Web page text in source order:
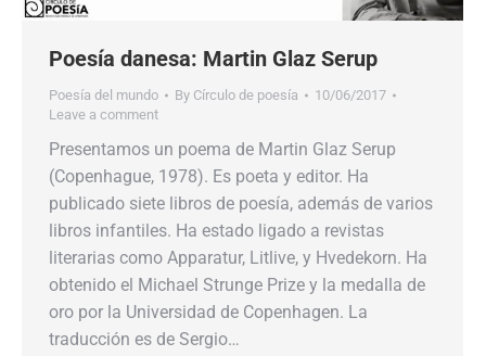
Poesía danesa: Martin Glaz Serup
Poesía del mundo By Círculo de poesía
10/06/2017
Leave a comment
Presentamos un poema de Martin Glaz Serup
(Copenhague, 1978). Es poeta y editor. Ha
publicado siete libros de poesía, además de varios
libros infantiles. Ha estado ligado a revistas
literarias como Apparatur, Litlive, y Hvedekorn. Ha
obtenido el Michael Strunge Prize y la medalla de
oro por la Universidad de Copenhagen. La
traducción es de Sergio…